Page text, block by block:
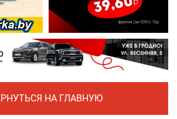
НА ГЛАВНУЮ